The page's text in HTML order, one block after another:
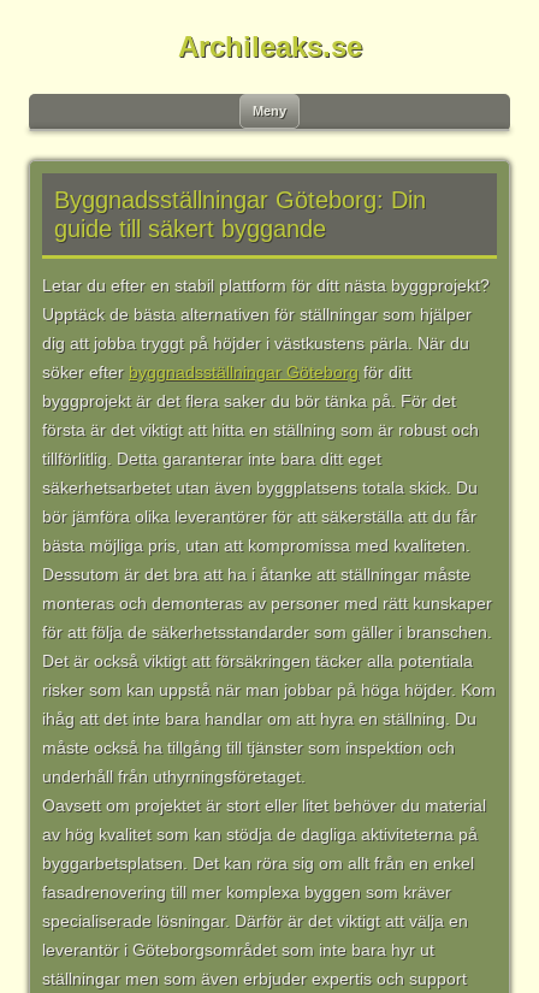
Archileaks.se
Meny
innehåll
Byggnadsställningar Göteborg: Din
guide till säkert byggande
Letar du efter en stabil plattform för ditt nästa byggprojekt?
Upptäck de bästa alternativen för ställningar som hjälper
dig att jobba tryggt på höjder i västkustens pärla. När du
söker efter byggnadsställningar Göteborg för ditt
byggprojekt är det flera saker du bör tänka på. För det
första är det viktigt att hitta en ställning som är robust och
tillförlitlig. Detta garanterar inte bara ditt eget
säkerhetsarbetet utan även byggplatsens totala skick. Du
bör jämföra olika leverantörer för att säkerställa att du får
bästa möjliga pris, utan att kompromissa med kvaliteten.
Dessutom är det bra att ha i åtanke att ställningar måste
monteras och demonteras av personer med rätt kunskaper
för att följa de säkerhetsstandarder som gäller i branschen.
Det är också viktigt att försäkringen täcker alla potentiala
risker som kan uppstå när man jobbar på höga höjder. Kom
ihåg att det inte bara handlar om att hyra en ställning. Du
måste också ha tillgång till tjänster som inspektion och
underhåll från uthyrningsföretaget.
Oavsett om projektet är stort eller litet behöver du material
av hög kvalitet som kan stödja de dagliga aktiviteterna på
byggarbetsplatsen. Det kan röra sig om allt från en enkel
fasadrenovering till mer komplexa byggen som kräver
specialiserade lösningar. Därför är det viktigt att välja en
leverantör i Göteborgsområdet som inte bara hyr ut
ställningar men som även erbjuder expertis och support